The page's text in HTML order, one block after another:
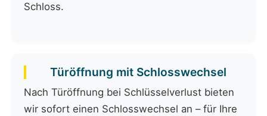
Schloss.
Türöffnung mit Schlosswechsel
Nach Türöffnung bei Schlüsselverlust bieten
wir sofort einen Schlosswechsel an – für Ihre